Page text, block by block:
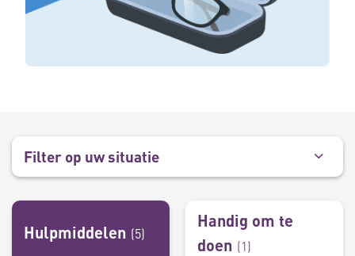
Filter op uw situatie
Hulpmiddelen (5)
Handig om te
doen (1)